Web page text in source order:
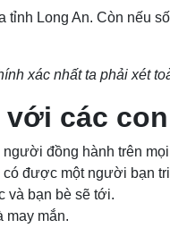
Long An. Còn
xác nhất ta phải xét
các
đồng hành trên
được một người bạn
và bạn bè sẽ tới.
may mắn.